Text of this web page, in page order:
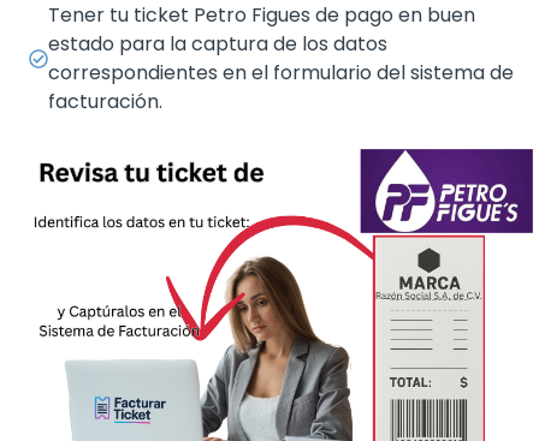
Tener tu ticket Petro Figues de pago en buen
estado para la captura de los datos
correspondientes en el formulario del sistema de
facturación.